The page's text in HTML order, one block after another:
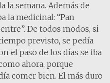
la semana. Además de
la medicinal: “Pan
De todos modos, si
previsto, se pedía
el paso de los días se iba
ahora, porque
comer bien. El más duro